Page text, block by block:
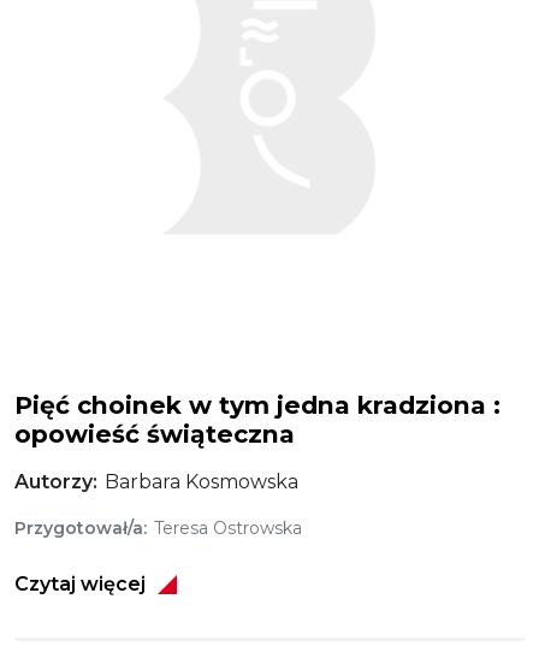
Pięć choinek w tym jedna kradziona :
opowieść świąteczna
Autorzy Barbara Kosmowska
Przygotował/a Teresa Ostrowska
Czytaj więcej